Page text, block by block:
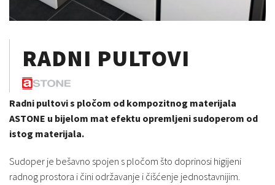
RADNI PULTOVI
Radni pultovi s pločom od kompozitnog materijala
ASTONE u bijelom mat efektu opremljeni sudoperom od
istog materijala.
Sudoper je bešavno spojen s pločom što doprinosi higijeni
radnog prostora i čini održavanje i čišćenje jednostavnijim.